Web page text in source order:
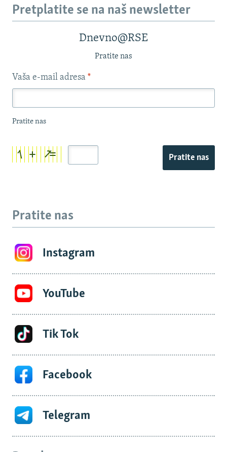
Pretplatite se na naš newsletter
Dnevno@RSE
Pratite nas
Vaša e-mail adresa *
Pratite nas
Pratite nas
Pratite nas
Instagram
YouTube
Tik Tok
Facebook
Telegram